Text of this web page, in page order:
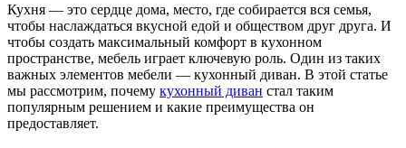
Кухня — это сердце дома, место, где собирается вся семья,
чтобы наслаждаться вкусной едой и обществом друг друга. И
чтобы создать максимальный комфорт в кухонном
пространстве, мебель играет ключевую роль. Один из таких
важных элементов мебели — кухонный диван. В этой статье
мы рассмотрим, почему кухонный диван стал таким
популярным решением и какие преимущества он
предоставляет.